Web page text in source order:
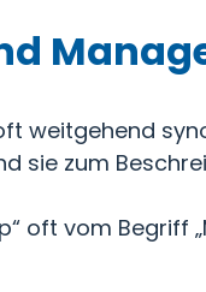
weitgehend
sie zum
oft vom Begriff